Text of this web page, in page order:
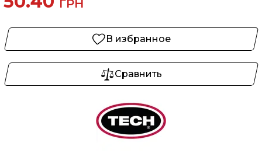
ГРН
В избранное
Сравнить